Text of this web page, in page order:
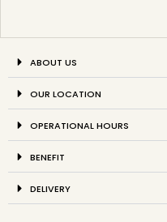
ABOUT US
OUR LOCATION
OPERATIONAL HOURS
BENEFIT
DELIVERY